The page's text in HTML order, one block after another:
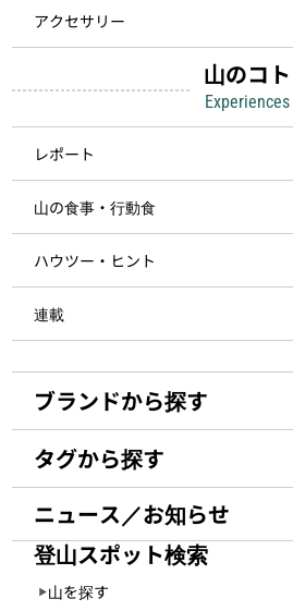
アクセサリー
山のコト
Experiences
レポート
山の食事・行動食
ハウツー・ヒント
連載
ブランドから探す
タグから探す
ニュース／お知らせ
登山スポット検索
山を探す